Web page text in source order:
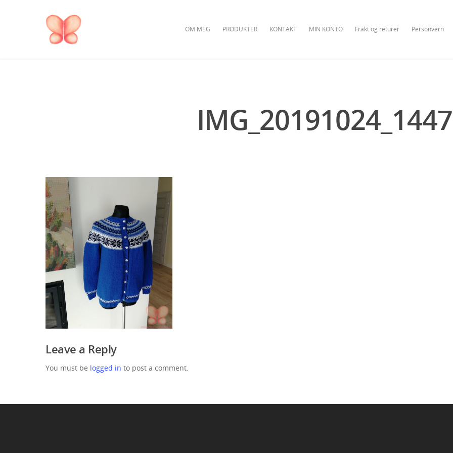
OM MEG PRODUKTER KONTAKT MIN KONTO Frakt og returer Personvern
Leave a Reply
You must be logged in to post a comment.